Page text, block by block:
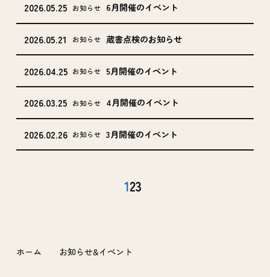
2026.05.25 お知らせ 6月開催のイベント
2026.05.21 お知らせ 蔵書点検のお知らせ
2026.04.25 お知らせ 5月開催のイベント
2026.03.25 お知らせ 4月開催のイベント
2026.02.26 お知らせ 3月開催のイベント
123
ホーム お知らせ&イベント